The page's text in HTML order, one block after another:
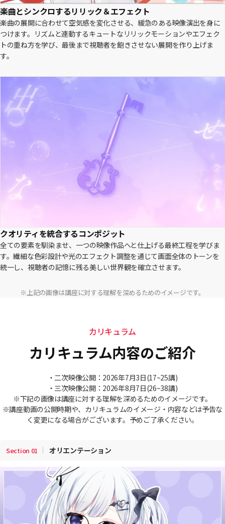
楽曲とシンクロするリリック＆エフェクト
楽曲の展開に合わせて空気感を変化させる、緩急のある映像演出を身に
つけます。リズムと連動するキュートなリリックモーションやエフェク
トの重ね方を学び、最後まで視聴者を飽きさせない展開を作り上げま
す。
クオリティを統合するコンポジット
全ての要素を馴染ませ、一つの映像作品へと仕上げる最終工程を学びま
す。繊細な色彩設計や光のエフェクト調整を通じて画面全体のトーンを
統一し、視聴者の記憶に残る美しい世界観を確立させます。
※上記の画像は講座に対する理解を深めるためのイメージです。
カリキュラム
カリキュラム内容のご紹介
・二次映像公開：2026年7月3日(17~25講)
・三次映像公開：2026年8月7日(26~38講)
※下記の画像は講座に対する理解を深めるためのイメージです。
※講座動画の公開時期や、カリキュラムのイメージ・内容などは予告な
く変更になる場合がございます。予めご了承ください。
Section 01 オリエンテーション